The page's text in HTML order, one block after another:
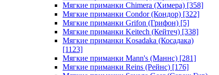
Мягкие приманки Chimera (Химера) [358]
Мягкие приманки Condor (Кондор) [322]
Мягкие приманки Grifon (Грифон) [5]
Мягкие приманки Keitech (Кейтеч) [338]
Мягкие приманки Kosadaka (Косадака)
[1123]
Мягкие приманки Mann's (Маннс) [281]
Мягкие приманки Reins (Рейнс) [176]